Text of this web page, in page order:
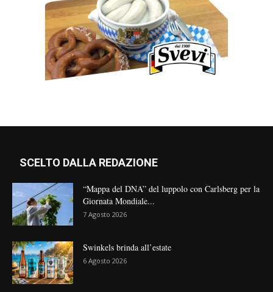
SCELTO DALLA REDAZIONE
“Mappa del DNA” del luppolo con Carlsberg per la
Giornata Mondiale...
7 Agosto 2026
Swinkels brinda all’estate
6 Agosto 2026